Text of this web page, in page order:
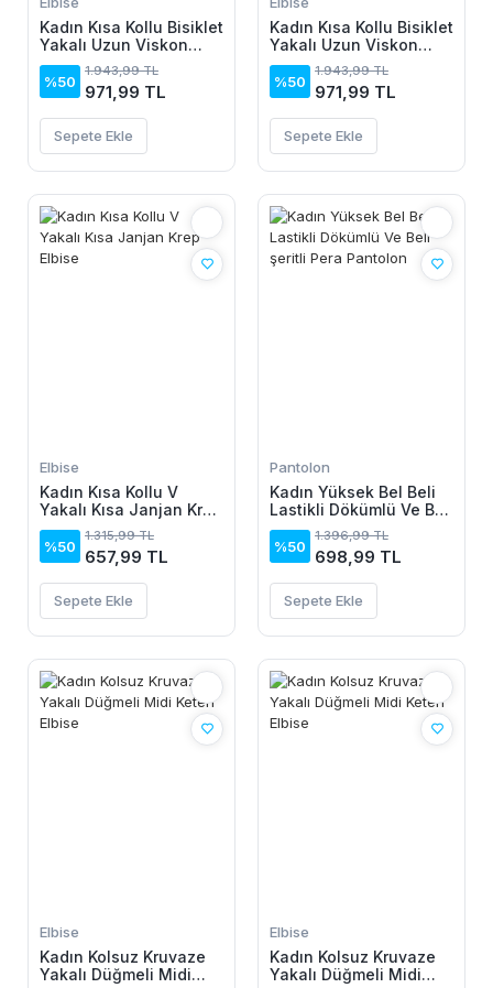
Kadın Kısa Kollu Bisiklet
Yakalı Uzun Viskon
Elbise
%50
1.943,99 TL
971,99 TL
Sepete Ekle
Kadın Kısa Kollu Bisiklet
Yakalı Uzun Viskon
Elbise
%50
1.943,99 TL
971,99 TL
Sepete Ekle
Elbise
Kadın Kısa Kollu V
Yakalı Kısa Janjan Krep
Elbise
%50
1.315,99 TL
657,99 TL
Sepete Ekle
Pantolon
Kadın Yüksek Bel Beli
Lastikli Dökümlü Ve Beli
şeritli Pera Pantolon
%50
1.396,99 TL
698,99 TL
Sepete Ekle
Elbise
Kadın Kolsuz Kruvaze
Yakalı Düğmeli Midi
Elbise
Kadın Kolsuz Kruvaze
Yakalı Düğmeli Midi